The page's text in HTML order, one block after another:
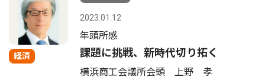
経済
2023.01.12
年頭所感
課題に挑戦、新時代切り拓く
横浜商工会議所会頭 上野 孝